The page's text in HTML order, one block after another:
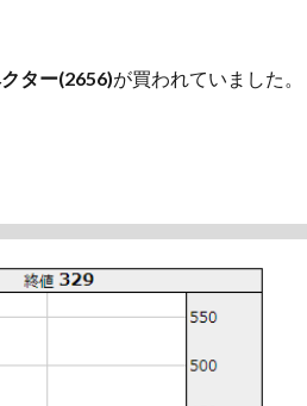
ター(2656)が買われていました。